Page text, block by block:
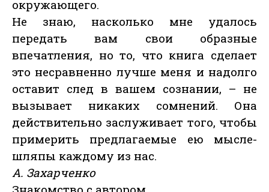
окружающего.
Не знаю, насколько мне удалось
передать вам свои образные
впечатления, но то, что книга сделает
это несравненно лучше меня и надолго
оставит след в вашем сознании, – не
вызывает никаких сомнений. Она
действительно заслуживает того, чтобы
примерить предлагаемые ею мысле-
шляпы каждому из нас.
А. Захарченко